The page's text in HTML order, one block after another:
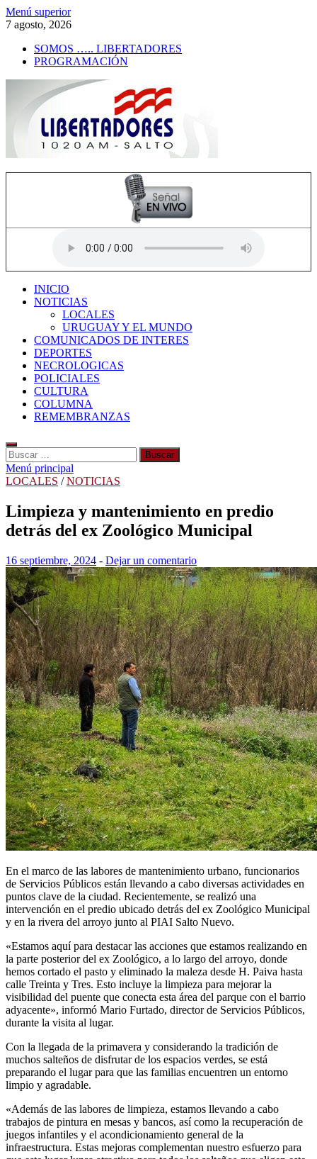
Saltar
al
Menú superior
7 agosto, 2026
SOMOS ….. LIBERTADORES
PROGRAMACIÓN
INICIO
NOTICIAS
LOCALES
URUGUAY Y EL MUNDO
COMUNICADOS DE INTERES
DEPORTES
NECROLOGICAS
POLICIALES
CULTURA
COLUMNA
REMEMBRANZAS
Buscar:
Menú principal
LOCALES /NOTICIAS
Limpieza y mantenimiento en predio
detrás del ex Zoológico Municipal
16 septiembre, 2024 - Dejar un comentario
En el marco de las labores de mantenimiento urbano, funcionarios
de Servicios Públicos están llevando a cabo diversas actividades en
puntos clave de la ciudad. Recientemente, se realizó una
intervención en el predio ubicado detrás del ex Zoológico Municipal
y en la rivera del arroyo junto al PIAI Salto Nuevo.
«Estamos aquí para destacar las acciones que estamos realizando en
la parte posterior del ex Zoológico, a lo largo del arroyo, donde
hemos cortado el pasto y eliminado la maleza desde H. Paiva hasta
calle Treinta y Tres. Esto incluye la limpieza para mejorar la
visibilidad del puente que conecta esta área del parque con el barrio
adyacente», informó Mario Furtado, director de Servicios Públicos,
durante la visita al lugar.
Con la llegada de la primavera y considerando la tradición de
muchos salteños de disfrutar de los espacios verdes, se está
preparando el lugar para que las familias encuentren un entorno
limpio y agradable.
«Además de las labores de limpieza, estamos llevando a cabo
trabajos de pintura en mesas y bancos, así como la recuperación de
juegos infantiles y el acondicionamiento general de la
infraestructura. Estas mejoras complementan nuestro esfuerzo para